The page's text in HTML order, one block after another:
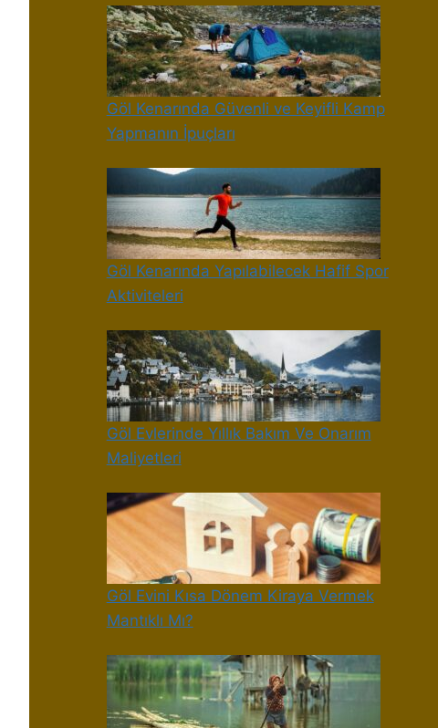
Göl Kenarında Güvenli ve Keyifli Kamp
Yapmanın İpuçları
Göl Kenarında Yapılabilecek Hafif Spor
Aktiviteleri
Göl Evlerinde Yıllık Bakım Ve Onarım
Maliyetleri
Göl Evini Kısa Dönem Kiraya Vermek
Mantıklı Mı?